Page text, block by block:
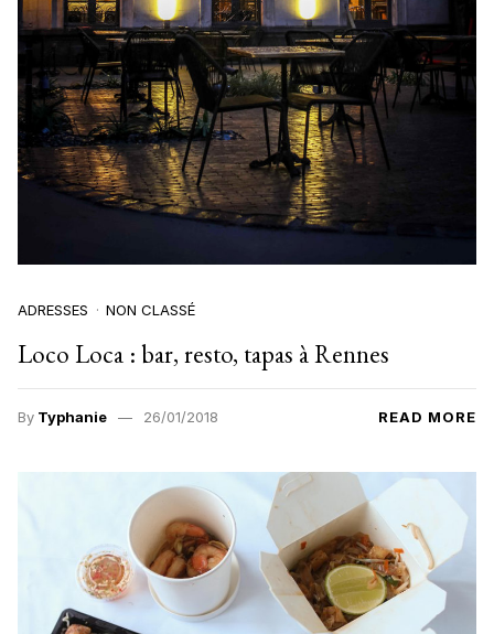
ADRESSES NON CLASSÉ
Loco Loca : bar, resto, tapas à Rennes
By Typhanie 26/01/2018 READ MORE